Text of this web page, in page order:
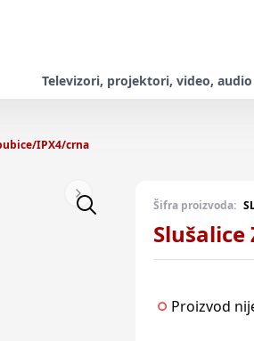
Televizori, projektori, video, audio
IPX4/crna
Next slide Šifra proizvoda:
Slušalice
Proizvod